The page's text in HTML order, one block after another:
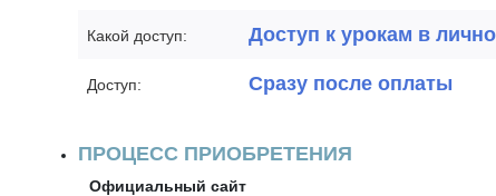
Какой доступ: Доступ к урокам в
Доступ: Сразу после оплаты
ПРОЦЕСС ПРИОБРЕТЕНИЯ
Официальный сайт